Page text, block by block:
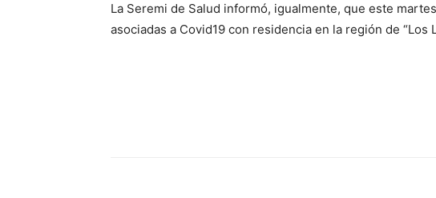
La Seremi de Salud informó, igualmente, que este
asociadas a Covid19 con residencia en la región de “Los